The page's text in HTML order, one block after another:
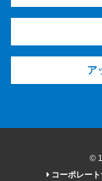
ア
©
コーポレート